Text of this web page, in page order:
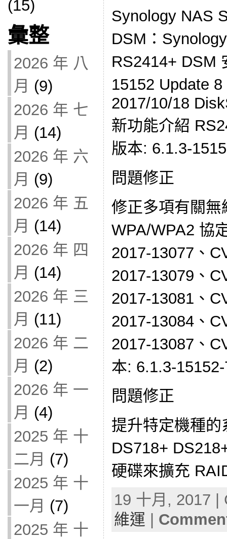
(15)
彙整
2026 年 八
月 (9)
2026 年 七
月 (14)
2026 年 六
月 (9)
2026 年 五
月 (14)
2026 年 四
月 (14)
2026 年 三
月 (11)
2026 年 二
月 (2)
2026 年 一
月 (4)
2025 年 十
二月 (7)
2025 年 十
一月 (7)
2025 年 十
Synology NAS
DSM：
RS2414+ DSM
15152 Update
2017/10/18
新功能介紹
版本: 6.1.3-
問題修正
修正多項有關
WPA/WPA2 協
2017-13077、
2017-13079、
2017-13081、
2017-13084、
2017-13087、
本: 6.1.3-
問題修正
提升特定機種
DS718+
硬碟來擴充
19 十月, 2017
維運